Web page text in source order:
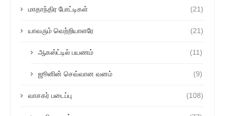
மாதாந்திர போட்டிகள் (21)
யாவரும் வெற்றியாளரே (21)
ஆகஸ்ட்டில் பயணம் (11)
ஜூனின் செவ்வான வனம் (9)
வாசகர் படைப்பு (108)